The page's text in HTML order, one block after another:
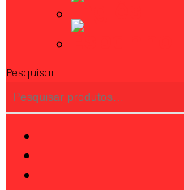
Pesquisar